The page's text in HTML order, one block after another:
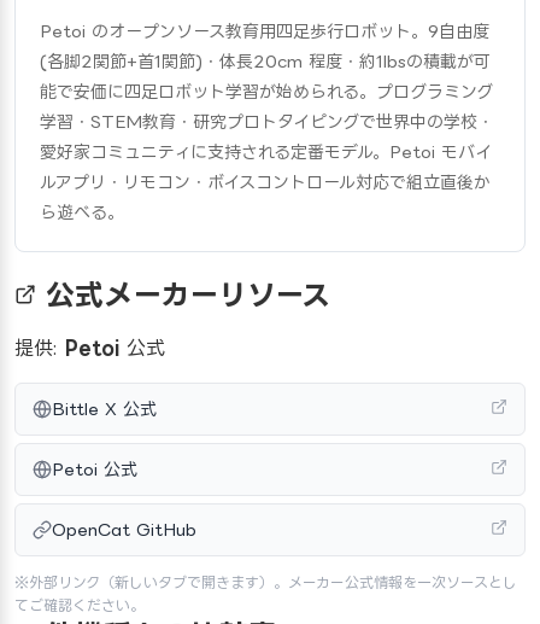
Petoi のオープンソース教育用四足歩行ロボット。9自由度
(各脚2関節+首1関節)・体長20cm 程度・約1lbsの積載が可
能で安価に四足ロボット学習が始められる。プログラミング
学習・STEM教育・研究プロトタイピングで世界中の学校・
愛好家コミュニティに支持される定番モデル。Petoi モバイ
ルアプリ・リモコン・ボイスコントロール対応で組立直後か
ら遊べる。
公式メーカーリソース
提供: Petoi 公式
Bittle X 公式
Petoi 公式
OpenCat GitHub
※外部リンク（新しいタブで開きます）。メーカー公式情報を一次ソースとし
てご確認ください。